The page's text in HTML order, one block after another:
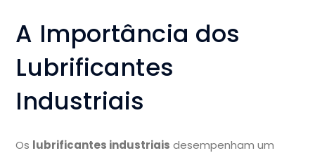
A Importância dos
Lubrificantes
Industriais
Os lubrificantes industriais desempenham um